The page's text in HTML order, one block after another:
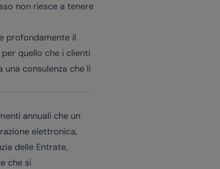
non riesce a tenere
profondamente il
quello che i clienti
consulenza che li
annuali che un
elettronica,
delle Entrate,
che si